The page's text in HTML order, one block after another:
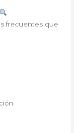
frecuentes que